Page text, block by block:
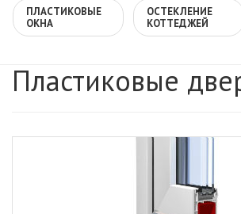
ПЛАСТИКОВЫЕ
ОКНА
ОСТЕКЛЕНИЕ
КОТТЕДЖЕЙ
Пластиковые